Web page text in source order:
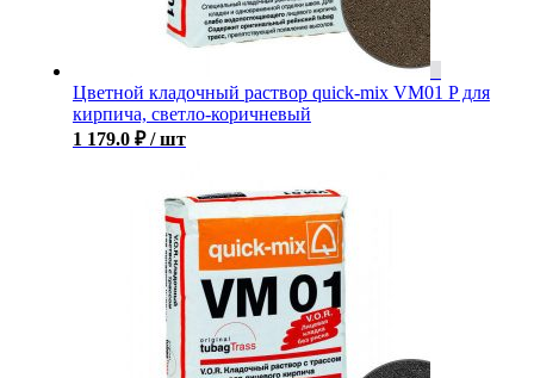
Цветной кладочный раствор quick-mix VM01 P для
кирпича, светло-коричневый
1 179.0 ₽ / шт